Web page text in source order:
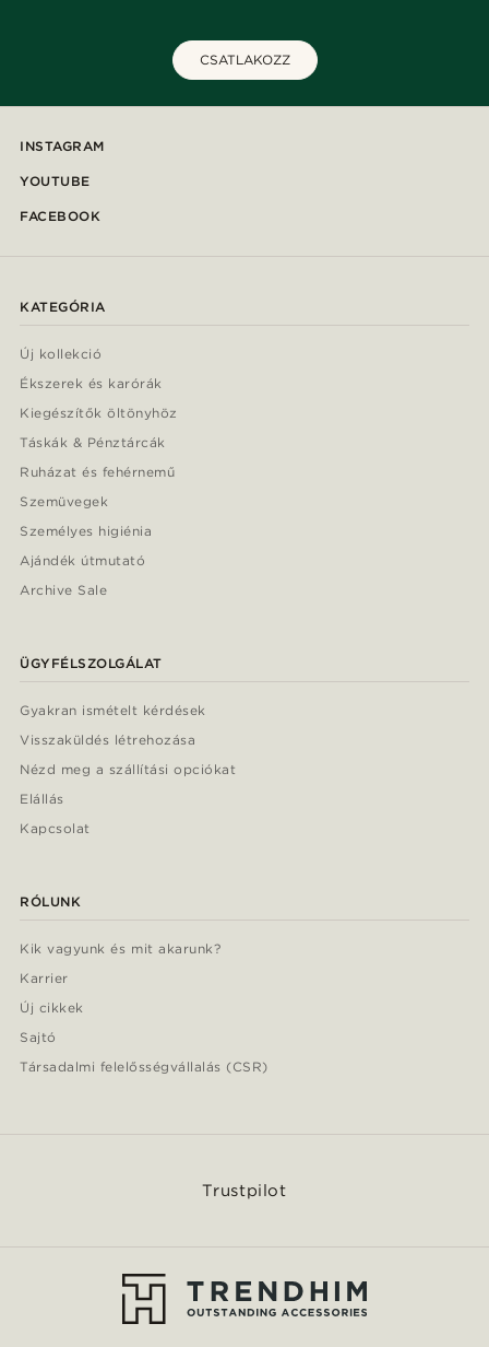
CSATLAKOZZ
INSTAGRAM
YOUTUBE
FACEBOOK
KATEGÓRIA
Új kollekció
Ékszerek és karórák
Kiegészítők öltönyhöz
Táskák & Pénztárcák
Ruházat és fehérnemű
Szemüvegek
Személyes higiénia
Ajándék útmutató
Archive Sale
ÜGYFÉLSZOLGÁLAT
Gyakran ismételt kérdések
Visszaküldés létrehozása
Nézd meg a szállítási opciókat
Elállás
Kapcsolat
RÓLUNK
Kik vagyunk és mit akarunk?
Karrier
Új cikkek
Sajtó
Társadalmi felelősségvállalás (CSR)
Trustpilot